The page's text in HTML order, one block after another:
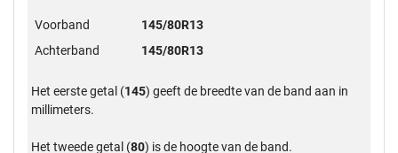
Voorband
145/80R13
Achterband
145/80R13
Het eerste getal (145) geeft de breedte van de band aan in
millimeters.
Het tweede getal (80) is de hoogte van de band.